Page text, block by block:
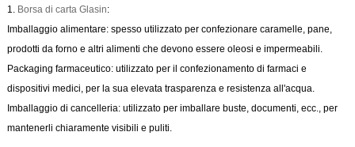
1. Borsa di carta Glasin:
Imballaggio alimentare: spesso utilizzato per confezionare caramelle, pane,
prodotti da forno e altri alimenti che devono essere oleosi e impermeabili.
Packaging farmaceutico: utilizzato per il confezionamento di farmaci e
dispositivi medici, per la sua elevata trasparenza e resistenza all'acqua.
Imballaggio di cancelleria: utilizzato per imballare buste, documenti, ecc., per
mantenerli chiaramente visibili e puliti.